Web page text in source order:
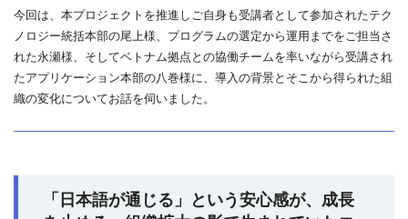
今回は、本プロジェクトを推進しご自身も受講者として参加されたテク
ノロジー統括本部の尾上様、プログラムの選定から運用までをご担当さ
れた永瀬様、そしてベトナム拠点との協働チームを率いながら受講され
たアプリケーション本部の八巻様に、導入の背景とそこから得られた組
織の変化についてお話を伺いました。
「日本語が通じる」という安心感が、成長